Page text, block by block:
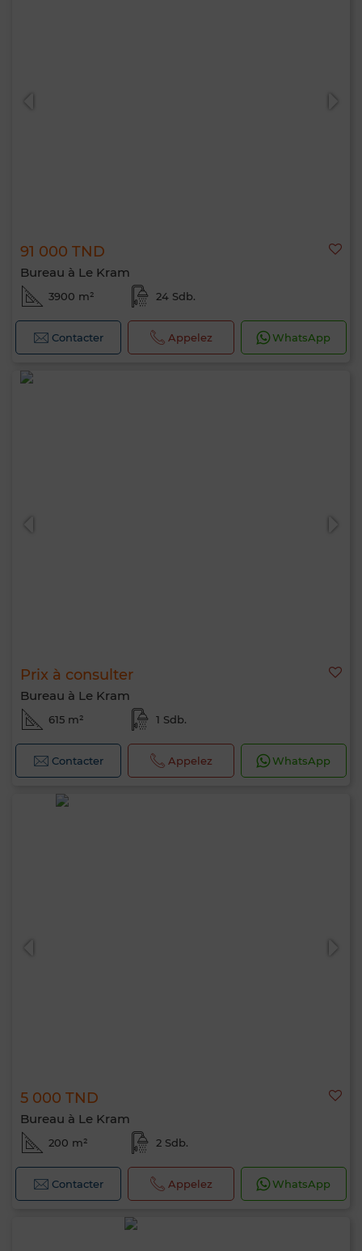
91 000 TND
Bureau à Le Kram
3900 m² 24 Sdb.
Contacter Appelez WhatsApp
Prix à consulter
Bureau à Le Kram
615 m² 1 Sdb.
Contacter Appelez WhatsApp
5 000 TND
Bureau à Le Kram
200 m² 2 Sdb.
Contacter Appelez WhatsApp